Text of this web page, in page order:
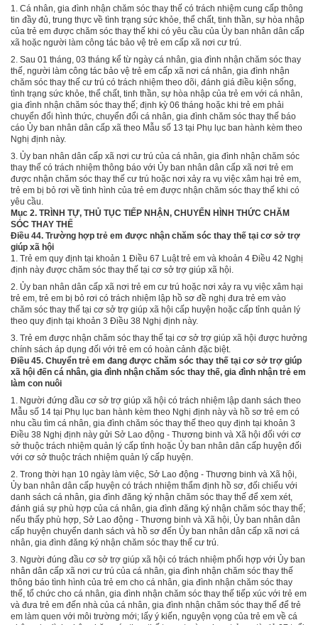
1. Cá nhân, gia đình nhận chăm sóc thay thế có trách nhiệm cung cấp thông
tin đầy đủ, trung thực về tình trạng sức khỏe, thể chất, tinh thần, sự hòa nhập
của trẻ em được chăm sóc thay thế khi có yêu cầu của Ủy ban nhân dân cấp
xã hoặc người làm công tác bảo vệ trẻ em cấp xã nơi cư trú.
2. Sau 01 tháng, 03 tháng kể từ ngày cá nhân, gia đình nhận chăm sóc thay
thế, người làm công tác bảo vệ trẻ em cấp xã nơi cá nhân, gia đình nhận
chăm sóc thay thế cư trú có trách nhiệm theo dõi, đánh giá điều kiện sống,
tình trạng sức khỏe, thể chất, tinh thần, sự hòa nhập của trẻ em với cá nhân,
gia đình nhận chăm sóc thay thế; định kỳ 06 tháng hoặc khi trẻ em phải
chuyển đổi hình thức, chuyển đổi cá nhân, gia đình chăm sóc thay thế báo
cáo Ủy ban nhân dân cấp xã theo Mẫu số 13 tại Phụ lục ban hành kèm theo
Nghị định này.
3. Ủy ban nhân dân cấp xã nơi cư trú của cá nhân, gia đình nhận chăm sóc
thay thế có trách nhiệm thông báo với Ủy ban nhân dân cấp xã nơi trẻ em
được nhận chăm sóc thay thế cư trú hoặc nơi xảy ra vụ việc xâm hại trẻ em,
trẻ em bị bỏ rơi về tình hình của trẻ em được nhận chăm sóc thay thế khi có
yêu cầu.
Mục 2. TRÌNH TỰ, THỦ TỤC TIẾP NHẬN, CHUYỂN HÌNH THỨC CHĂM
SÓC THAY THẾ
Điều 44. Trường hợp trẻ em được nhận chăm sóc thay thế tại cơ sở trợ
giúp xã hội
1. Trẻ em quy định tại khoản 1 Điều 67 Luật trẻ em và khoản 4 Điều 42 Nghị
định này được chăm sóc thay thế tại cơ sở trợ giúp xã hội.
2. Ủy ban nhân dân cấp xã nơi trẻ em cư trú hoặc nơi xảy ra vụ việc xâm hại
trẻ em, trẻ em bị bỏ rơi có trách nhiệm lập hồ sơ đề nghị đưa trẻ em vào
chăm sóc thay thế tại cơ sở trợ giúp xã hội cấp huyện hoặc cấp tỉnh quản lý
theo quy định tại khoản 3 Điều 38 Nghị định này.
3. Trẻ em được nhận chăm sóc thay thế tại cơ sở trợ giúp xã hội được hưởng
chính sách áp dụng đối với trẻ em có hoàn cảnh đặc biệt
Điều 45. Chuyển trẻ em đang được chăm sóc thay thế tại cơ sở trợ giúp
xã hội đến cá nhân, gia đình nhận chăm sóc thay thế, gia đình nhận trẻ em
làm con nuôi
1. Người đứng đầu cơ sở trợ giúp xã hội có trách nhiệm lập danh sách theo
Mẫu số 14 tại Phụ lục ban hành kèm theo Nghị định này và hồ sơ trẻ em có
nhu cầu tìm cá nhân, gia đình chăm sóc thay thế theo quy định tại khoản 3
Điều 38 Nghị định này gửi Sở Lao động - Thương binh và Xã hội đối với cơ
sở thuộc trách nhiệm quản lý cấp tỉnh hoặc Ủy ban nhân dân cấp huyện đối
với cơ sở thuộc trách nhiệm quản lý cấp huyện.
2. Trong thời hạn 10 ngày làm việc, Sở Lao động - Thương binh và Xã hội,
Ủy ban nhân dân cấp huyện có trách nhiệm thẩm định hồ sơ, đối chiếu với
danh sách cá nhân, gia đình đăng ký nhận chăm sóc thay thế để xem xét,
đánh giá sự phù hợp của cá nhân, gia đình đăng ký nhận chăm sóc thay thế;
nếu thấy phù hợp, Sở Lao động - Thương binh và Xã hội, Ủy ban nhân dân
cấp huyện chuyển danh sách và hồ sơ đến Ủy ban nhân dân cấp xã nơi cá
nhân, gia đình đăng ký nhận chăm sóc thay thế cư trú.
3. Người đúng đầu cơ sở trợ giúp xã hội có trách nhiệm phối hợp với Ủy ban
nhân dân cấp xã nơi cư trú của cá nhân, gia đình nhận chăm sóc thay thế
thông báo tình hình của trẻ em cho cá nhân, gia đình nhận chăm sóc thay
thế, tổ chức cho cá nhân, gia đình nhận chăm sóc thay thế tiếp xúc với trẻ em
và đưa trẻ em đến nhà của cá nhân, gia đình nhận chăm sóc thay thế để trẻ
em làm quen với môi trường mới; lấy ý kiến, nguyện vọng của trẻ em về cá